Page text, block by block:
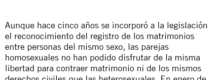
Aunque hace cinco años se incorporó a la legislación
el reconocimiento del registro de los matrimonios
entre personas del mismo sexo, las parejas
homosexuales no han podido disfrutar de la misma
libertad para contraer matrimonio ni de los mismos